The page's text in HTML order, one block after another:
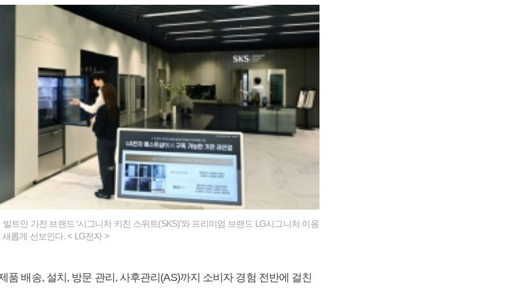
트인 가전 브랜드 ‘시그니처 키친 스위트(SKS)’와 프리미엄 브랜드 LG시그니처 이용
롭게 선보인다. < LG전자 >
품 배송, 설치, 방문 관리, 사후관리(AS)까지 소비자 경험 전반에 걸친